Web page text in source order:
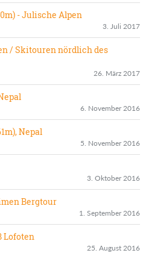
- Julische Alpen
3. Juli 2017
/ Skitouren nördlich des
26. März 2017
6. November 2016
Nepal
5. November 2016
3. Oktober 2016
Bergtour
1. September 2016
Lofoten
25. August 2016